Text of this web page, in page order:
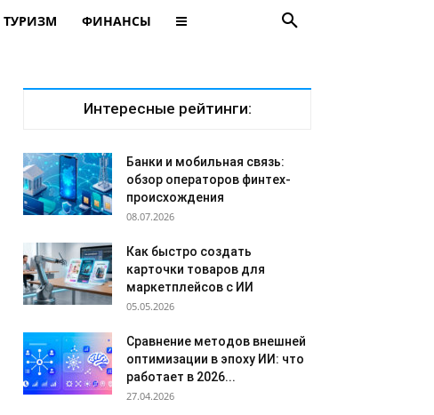
ТУРИЗМ ФИНАНСЫ
Интересные рейтинги:
Банки и мобильная связь:
обзор операторов финтех-
происхождения
08.07.2026
Как быстро создать
карточки товаров для
маркетплейсов с ИИ
05.05.2026
Сравнение методов внешней
оптимизации в эпоху ИИ: что
работает в 2026...
27.04.2026